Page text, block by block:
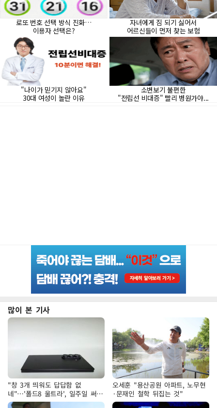
많이 본 기사
"창 3개 띄워도 답답함 없
네"…'폴드8 울트라', 일주일 써보
니
오세훈 "용산공원 아파트, 노무현
·문재인 철학 뒤집는 것"